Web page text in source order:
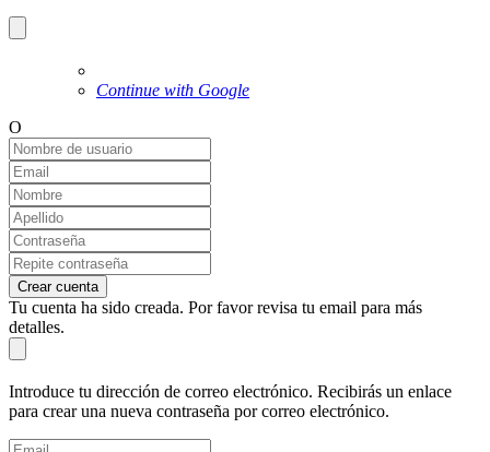
Continue with Google
O
Crear cuenta
Tu cuenta ha sido creada. Por favor revisa tu email para más
detalles.
Introduce tu dirección de correo electrónico. Recibirás un enlace
para crear una nueva contraseña por correo electrónico.